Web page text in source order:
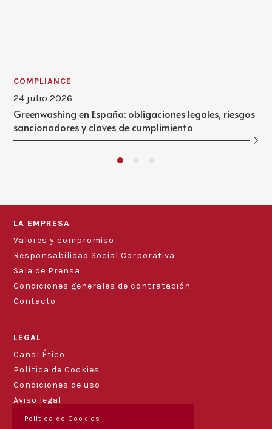
COMPLIANCE
24 julio 2026
Greenwashing en España: obligaciones legales, riesgos
sancionadores y claves de cumplimiento
LA EMPRESA
Valores y compromiso
Responsabilidad Social Corporativa
Sala de Prensa
Condiciones generales de contratación
Contacto
LEGAL
Canal Ético
Política de Cookies
Condiciones de uso
Aviso legal
Política de Cookies